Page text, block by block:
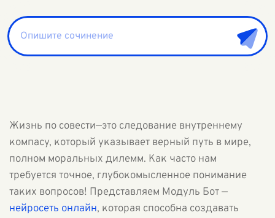
Жизнь по совести—это следование внутреннему
компасу, который указывает верный путь в мире,
полном моральных дилемм. Как часто нам
требуется точное, глубокомысленное понимание
таких вопросов! Представляем Модуль Бот —
нейросеть онлайн, которая способна создавать